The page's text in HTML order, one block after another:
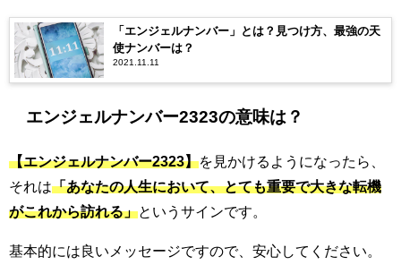
「エンジェルナンバー」とは？見つけ方、最強の天
使ナンバーは？
2021.11.11
エンジェルナンバー2323の意味は？
【エンジェルナンバー2323】を見かけるようになったら、
それは「あなたの人生において、とても重要で大きな転機
がこれから訪れる」というサインです。
基本的には良いメッセージですので、安心してください。